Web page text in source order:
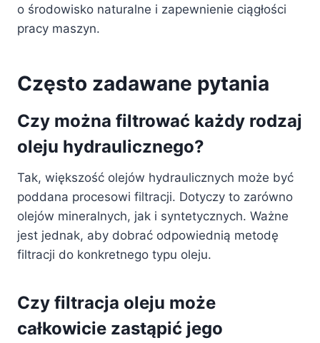
o środowisko naturalne i zapewnienie ciągłości
pracy maszyn.
Często zadawane pytania
Czy można filtrować każdy rodzaj
oleju hydraulicznego?
Tak, większość olejów hydraulicznych może być
poddana procesowi filtracji. Dotyczy to zarówno
olejów mineralnych, jak i syntetycznych. Ważne
jest jednak, aby dobrać odpowiednią metodę
filtracji do konkretnego typu oleju.
Czy filtracja oleju może
całkowicie zastąpić jego